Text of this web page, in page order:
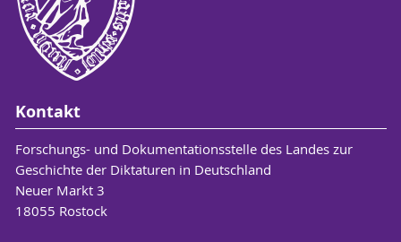
Kontakt
Forschungs- und Dokumentationsstelle des Landes zur
Geschichte der Diktaturen in Deutschland
Neuer Markt 3
18055 Rostock